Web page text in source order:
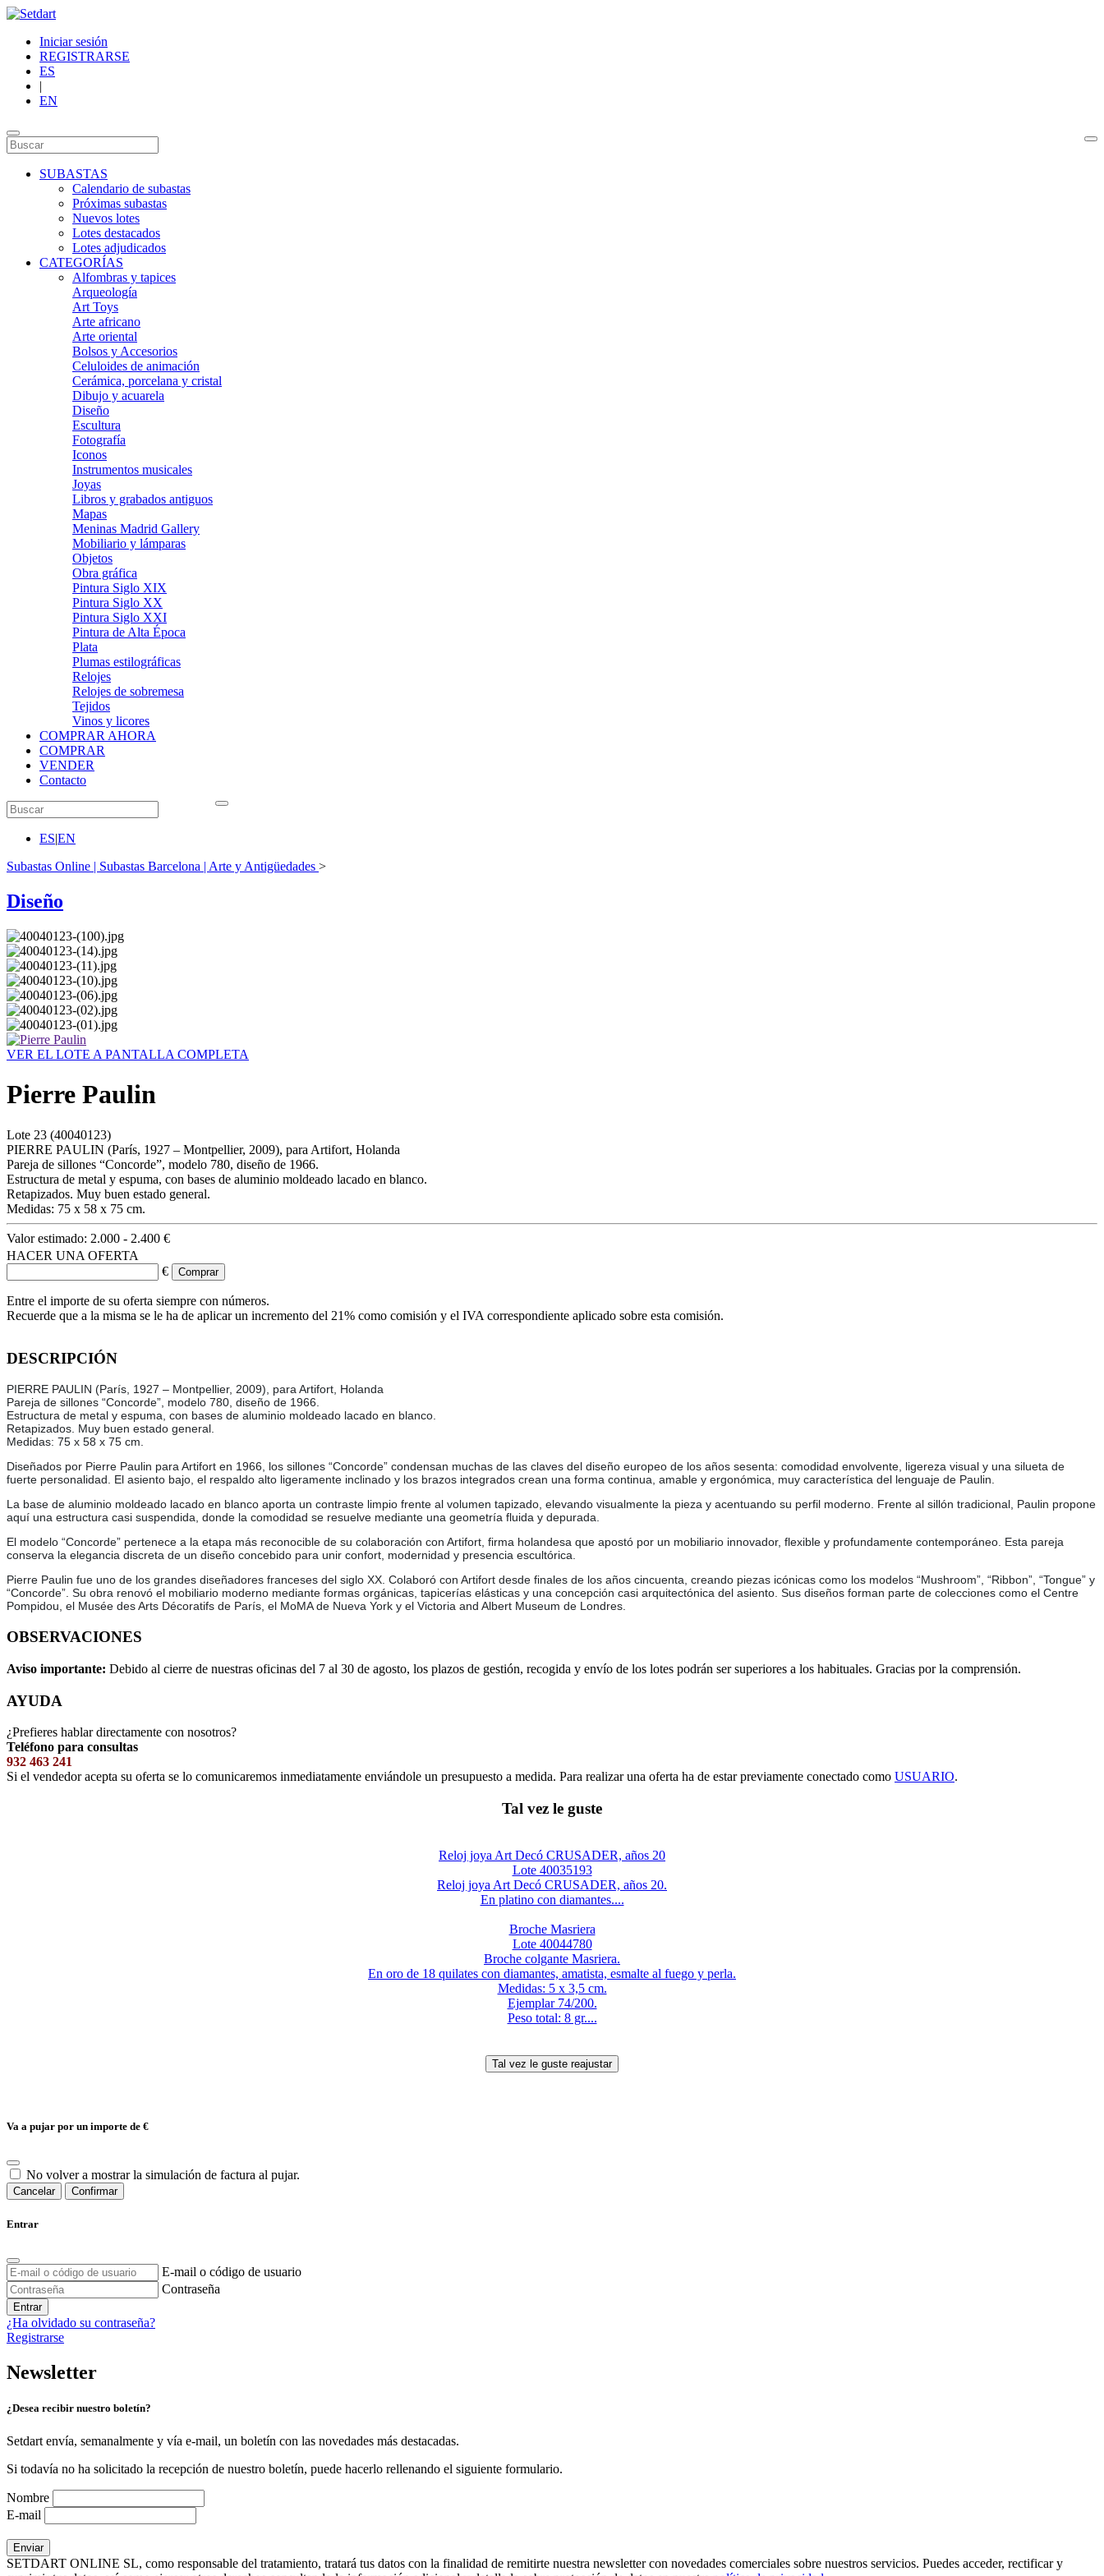
Iniciar sesión
REGISTRARSE
ES
|
EN
SUBASTAS
Calendario de subastas
Próximas subastas
Nuevos lotes
Lotes destacados
Lotes adjudicados
CATEGORÍAS
Alfombras y tapices
Arqueología
Art Toys
Arte africano
Arte oriental
Bolsos y Accesorios
Celuloides de animación
Cerámica, porcelana y cristal
Dibujo y acuarela
Diseño
Escultura
Fotografía
Iconos
Instrumentos musicales
Joyas
Libros y grabados antiguos
Mapas
Meninas Madrid Gallery
Mobiliario y lámparas
Objetos
Obra gráfica
Pintura Siglo XIX
Pintura Siglo XX
Pintura Siglo XXI
Pintura de Alta Época
Plata
Plumas estilográficas
Relojes
Relojes de sobremesa
Tejidos
Vinos y licores
COMPRAR AHORA
COMPRAR
VENDER
Contacto
ES|EN
Subastas Online | Subastas Barcelona | Arte y Antigüedades >
Diseño
VER EL LOTE A PANTALLA COMPLETA
Pierre Paulin
Lote 23 (40040123)
PIERRE PAULIN (París, 1927 – Montpellier, 2009), para Artifort, Holanda
Pareja de sillones “Concorde”, modelo 780, diseño de 1966.
Estructura de metal y espuma, con bases de aluminio moldeado lacado en blanco.
Retapizados. Muy buen estado general.
Medidas: 75 x 58 x 75 cm.
Valor estimado: 2.000 - 2.400 €
HACER UNA OFERTA
€
Entre el importe de su oferta siempre con números.
Recuerde que a la misma se le ha de aplicar un incremento del 21% como comisión y el IVA correspondiente aplicado sobre esta comisión.
DESCRIPCIÓN
PIERRE PAULIN (París, 1927 – Montpellier, 2009), para Artifort, Holanda
Pareja de sillones “Concorde”, modelo 780, diseño de 1966.
Estructura de metal y espuma, con bases de aluminio moldeado lacado en blanco.
Retapizados. Muy buen estado general.
Medidas: 75 x 58 x 75 cm.
Diseñados por Pierre Paulin para Artifort en 1966, los sillones “Concorde” condensan muchas de las claves del diseño europeo de los años sesenta: comodidad envolvente, ligereza visual y una silueta de
fuerte personalidad. El asiento bajo, el respaldo alto ligeramente inclinado y los brazos integrados crean una forma continua, amable y ergonómica, muy característica del lenguaje de Paulin.
La base de aluminio moldeado lacado en blanco aporta un contraste limpio frente al volumen tapizado, elevando visualmente la pieza y acentuando su perfil moderno. Frente al sillón tradicional, Paulin propone
aquí una estructura casi suspendida, donde la comodidad se resuelve mediante una geometría fluida y depurada.
El modelo “Concorde” pertenece a la etapa más reconocible de su colaboración con Artifort, firma holandesa que apostó por un mobiliario innovador, flexible y profundamente contemporáneo. Esta pareja
conserva la elegancia discreta de un diseño concebido para unir confort, modernidad y presencia escultórica.
Pierre Paulin fue uno de los grandes diseñadores franceses del siglo XX. Colaboró con Artifort desde finales de los años cincuenta, creando piezas icónicas como los modelos “Mushroom”, “Ribbon”, “Tongue” y
“Concorde”. Su obra renovó el mobiliario moderno mediante formas orgánicas, tapicerías elásticas y una concepción casi arquitectónica del asiento. Sus diseños forman parte de colecciones como el Centre
Pompidou, el Musée des Arts Décoratifs de París, el MoMA de Nueva York y el Victoria and Albert Museum de Londres.
OBSERVACIONES
Aviso importante: Debido al cierre de nuestras oficinas del 7 al 30 de agosto, los plazos de gestión, recogida y envío de los lotes podrán ser superiores a los habituales. Gracias por la comprensión.
AYUDA
¿Prefieres hablar directamente con nosotros?
Teléfono para consultas
932 463 241
Si el vendedor acepta su oferta se lo comunicaremos inmediatamente enviándole un presupuesto a medida. Para realizar una oferta ha de estar previamente conectado como USUARIO.
Tal vez le guste
Reloj joya Art Decó CRUSADER, años 20
Lote 40035193
Reloj joya Art Decó CRUSADER, años 20.
En platino con diamantes....
Broche Masriera
Lote 40044780
Broche colgante Masriera.
En oro de 18 quilates con diamantes, amatista, esmalte al fuego y perla.
Medidas: 5 x 3,5 cm.
Ejemplar 74/200.
Peso total: 8 gr....
Va a pujar por un importe de €
No volver a mostrar la simulación de factura al pujar.
Cancelar Confirmar
Entrar
E-mail o código de usuario
Contraseña
Entrar
¿Ha olvidado su contraseña?
Registrarse
Newsletter
¿Desea recibir nuestro boletín?
Setdart envía, semanalmente y vía e-mail, un boletín con las novedades más destacadas.
Si todavía no ha solicitado la recepción de nuestro boletín, puede hacerlo rellenando el siguiente formulario.
Nombre
E-mail
SETDART ONLINE SL, como responsable del tratamiento, tratará tus datos con la finalidad de remitirte nuestra newsletter con novedades comerciales sobre nuestros servicios. Puedes acceder, rectificar y